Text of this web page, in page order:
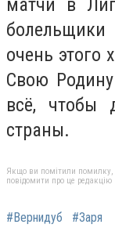
очень
Свою
всё, чтобы
страны.
Якщо ви помітили помилку,
повідомити про це редакцію
#Вернидуб #Заря